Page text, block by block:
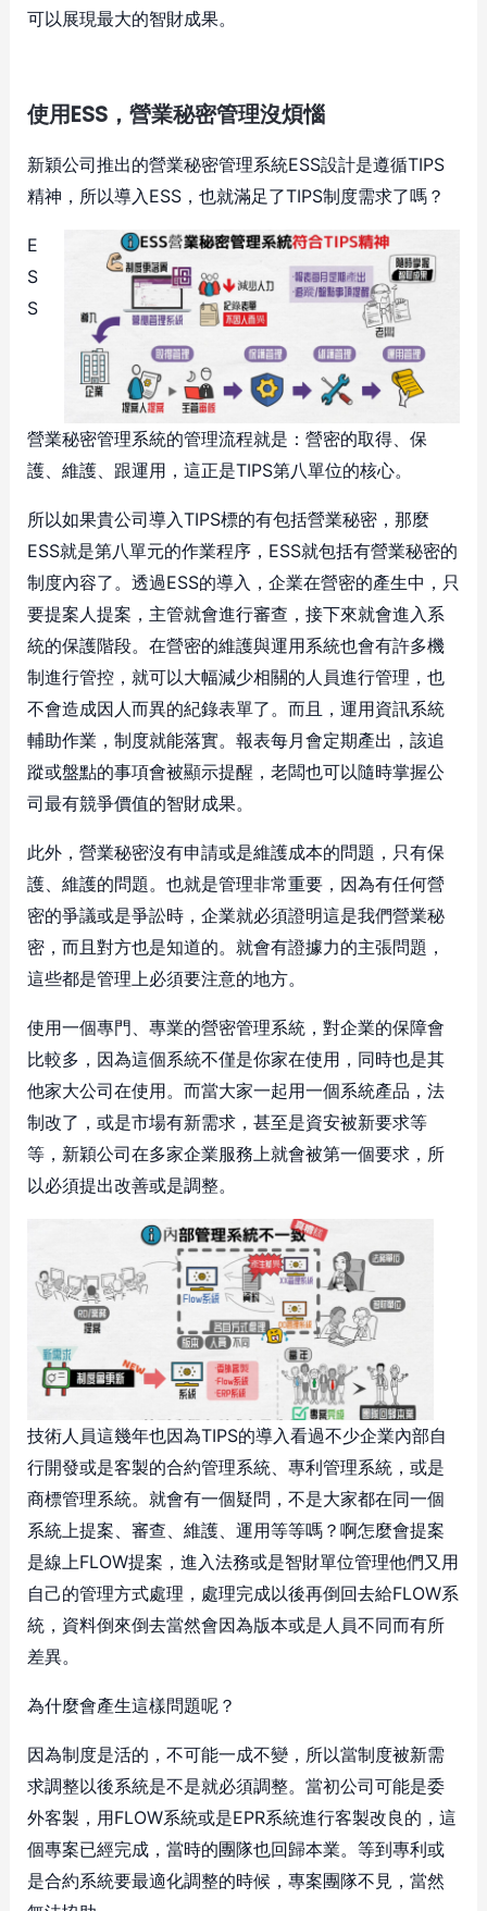
可以展現最大的智財成果。
使用ESS，營業秘密管理沒煩惱
新穎公司推出的營業秘密管理系統ESS設計是遵循TIPS
精神，所以導入ESS，也就滿足了TIPS制度需求了嗎？
E
S
S
營業秘密管理系統的管理流程就是：營密的取得、保
護、維護、跟運用，這正是TIPS第八單位的核心。
所以如果貴公司導入TIPS標的有包括營業秘密，那麼
ESS就是第八單元的作業程序，ESS就包括有營業秘密的
制度內容了。透過ESS的導入，企業在營密的產生中，只
要提案人提案，主管就會進行審查，接下來就會進入系
統的保護階段。在營密的維護與運用系統也會有許多機
制進行管控，就可以大幅減少相關的人員進行管理，也
不會造成因人而異的紀錄表單了。而且，運用資訊系統
輔助作業，制度就能落實。報表每月會定期產出，該追
蹤或盤點的事項會被顯示提醒，老闆也可以隨時掌握公
司最有競爭價值的智財成果。
此外，營業秘密沒有申請或是維護成本的問題，只有保
護、維護的問題。也就是管理非常重要，因為有任何營
密的爭議或是爭訟時，企業就必須證明這是我們營業秘
密，而且對方也是知道的。就會有證據力的主張問題，
這些都是管理上必須要注意的地方。
使用一個專門、專業的營密管理系統，對企業的保障會
比較多，因為這個系統不僅是你家在使用，同時也是其
他家大公司在使用。而當大家一起用一個系統產品，法
制改了，或是市場有新需求，甚至是資安被新要求等
等，新穎公司在多家企業服務上就會被第一個要求，所
以必須提出改善或是調整。
技術人員這幾年也因為TIPS的導入看過不少企業內部自
行開發或是客製的合約管理系統、專利管理系統，或是
商標管理系統。就會有一個疑問，不是大家都在同一個
系統上提案、審查、維護、運用等等嗎？啊怎麼會提案
是線上FLOW提案，進入法務或是智財單位管理他們又用
自己的管理方式處理，處理完成以後再倒回去給FLOW系
統，資料倒來倒去當然會因為版本或是人員不同而有所
差異。
為什麼會產生這樣問題呢？
因為制度是活的，不可能一成不變，所以當制度被新需
求調整以後系統是不是就必須調整。當初公司可能是委
外客製，用FLOW系統或是EPR系統進行客製改良的，這
個專案已經完成，當時的團隊也回歸本業。等到專利或
是合約系統要最適化調整的時候，專案團隊不見，當然